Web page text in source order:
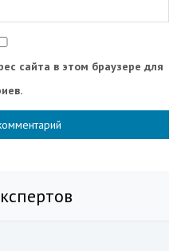
сайта в этом браузере для